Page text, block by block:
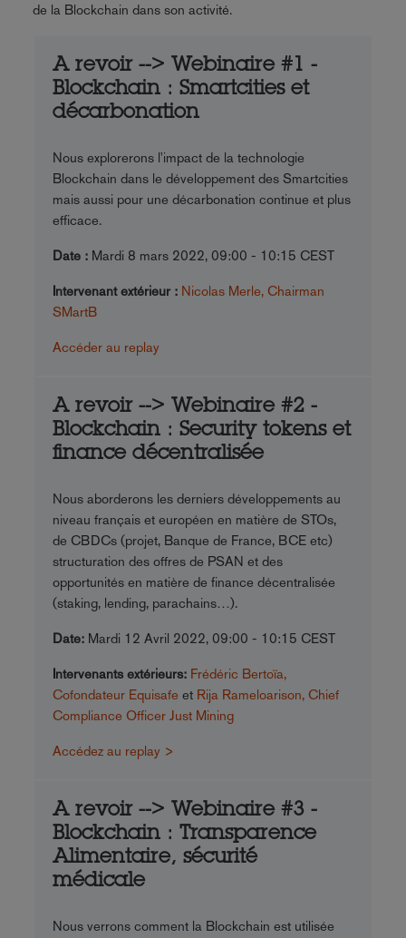
de la Blockchain dans son activité.
A revoir --> Webinaire #1 -
Blockchain : Smartcities et
décarbonation
Nous explorerons l'impact de la technologie
Blockchain dans le développement des Smartcities
mais aussi pour une décarbonation continue et plus
efficace.
Date :Mardi 8 mars 2022, 09:00 - 10:15 CEST
Intervenant extérieur : Nicolas Merle, Chairman
SMartB
Accéder au replay
A revoir --> Webinaire #2 -
Blockchain : Security tokens et
finance décentralisée
Nous aborderons les derniers développements au
niveau français et européen en matière de STOs,
de CBDCs (projet, Banque de France, BCE etc)
structuration des offres de PSAN et des
opportunités en matière de finance décentralisée
(staking, lending, parachains…).
Date:Mardi 12 Avril 2022, 09:00 - 10:15 CEST
Intervenants extérieurs: Frédéric Bertoïa,
Cofondateur Equisafe et Rija Rameloarison, Chief
Compliance Officer Just Mining
Accédez au replay >
A revoir --> Webinaire #3 -
Blockchain : Transparence
Alimentaire, sécurité
médicale
Nous verrons comment la Blockchain est utilisée